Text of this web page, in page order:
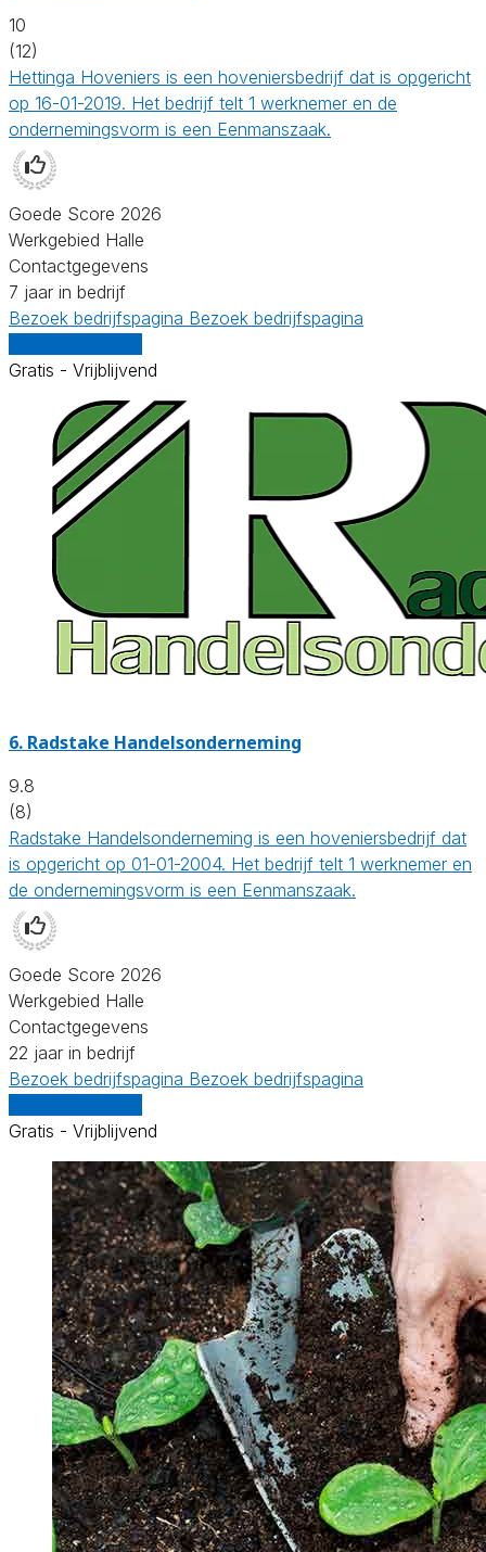
10
(12)
Hettinga Hoveniers is een hoveniersbedrijf dat is opgericht
op 16-01-2019. Het bedrijf telt 1 werknemer en de
ondernemingsvorm is een Eenmanszaak.
Goede Score 2026
Werkgebied Halle
Contactgegevens
7 jaar in bedrijf
Bezoek bedrijfspagina Bezoek bedrijfspagina
Gratis - Vrijblijvend
6. Radstake Handelsonderneming
9.8
(8)
Radstake Handelsonderneming is een hoveniersbedrijf dat
is opgericht op 01-01-2004. Het bedrijf telt 1 werknemer en
de ondernemingsvorm is een Eenmanszaak.
Goede Score 2026
Werkgebied Halle
Contactgegevens
22 jaar in bedrijf
Bezoek bedrijfspagina Bezoek bedrijfspagina
Gratis - Vrijblijvend